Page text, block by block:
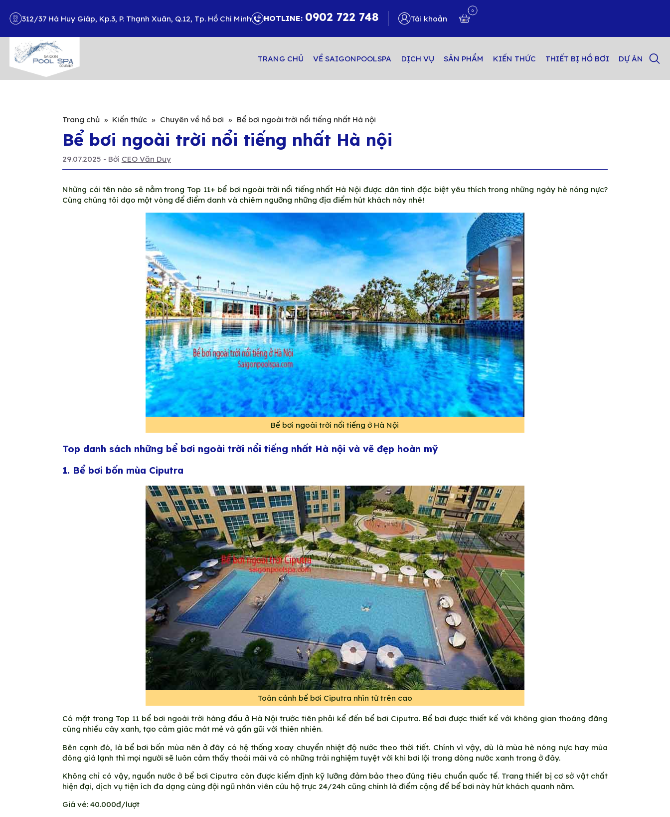
312/37 Hà Huy Giáp, Kp.3, P. Thạnh Xuân, Q.12, Tp. Hồ Chí Minh HOTLINE: 0902 722 748 Tài khoản
0
TRANG CHỦ VỀ SAIGONPOOLSPA DỊCH VỤ SẢN PHẨM KIẾN THỨC THIẾT BỊ HỒ BƠI DỰ ÁN
Trang chủ » Kiến thức » Chuyên về hồ bơi » Bể bơi ngoài trời nổi tiếng nhất Hà nội
Bể bơi ngoài trời nổi tiếng nhất Hà nội
29.07.2025 - Bởi CEO Văn Duy
Những cái tên nào sẽ nằm trong Top 11+ bể bơi ngoài trời nổi tiếng nhất Hà Nội được dân tình đặc biệt yêu thích trong những ngày hè nóng nực?
Cùng chúng tôi dạo một vòng để điểm danh và chiêm ngưỡng những địa điểm hút khách này nhé!
Bể bơi ngoài trời nổi tiếng ở Hà Nội
Top danh sách những bể bơi ngoài trời nổi tiếng nhất Hà nội và vẽ đẹp hoàn mỹ
1. Bể bơi bốn mùa Ciputra
Toàn cảnh bể bơi Ciputra nhìn từ trên cao
Có mặt trong Top 11 bể bơi ngoài trời hàng đầu ở Hà Nội trước tiên phải kể đến bể bơi Ciputra. Bể bơi được thiết kế với không gian thoáng đãng
cùng nhiều cây xanh, tạo cảm giác mát mẻ và gần gũi với thiên nhiên.
Bên cạnh đó, là bể bơi bốn mùa nên ở đây có hệ thống xoay chuyển nhiệt độ nước theo thời tiết. Chính vì vậy, dù là mùa hè nóng nực hay mùa
đông giá lạnh thì mọi người sẽ luôn cảm thấy thoải mái và có những trải nghiệm tuyệt vời khi bơi lội trong dòng nước xanh trong ở đây.
Không chỉ có vậy, nguồn nước ở bể bơi Ciputra còn được kiểm định kỹ lưỡng đảm bảo theo đúng tiêu chuẩn quốc tế. Trang thiết bị cơ sở vật chất
hiện đại, dịch vụ tiện ích đa dạng cùng đội ngũ nhân viên cứu hộ trực 24/24h cũng chính là điểm cộng để bể bơi này hút khách quanh năm.
Giá vé: 40.000đ/lượt